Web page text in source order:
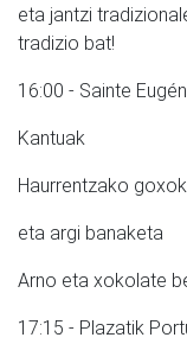
eta jantzi
tradizio bat!
16:00 - Sainte
Kantuak
Haurrentzako
eta argi banaketa
Arno eta xokolate
17:15 - Plazatik